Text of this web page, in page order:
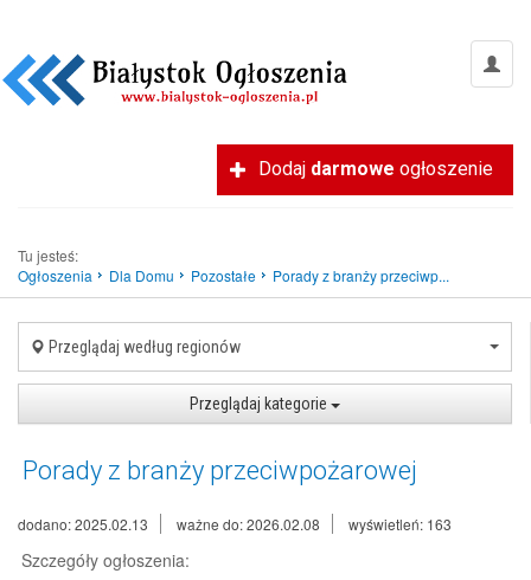
Dodaj darmowe ogłoszenie
Tu jesteś:
Ogłoszenia
Dla Domu Pozostałe Porady z branży przeciwp...
Przeglądaj według regionów
Przeglądaj kategorie
Porady z branży przeciwpożarowej
dodano: 2025.02.13 ważne do: 2026.02.08 wyświetleń: 163
Szczegóły ogłoszenia: